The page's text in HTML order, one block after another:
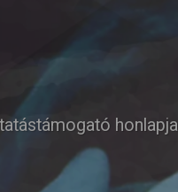
honlapja